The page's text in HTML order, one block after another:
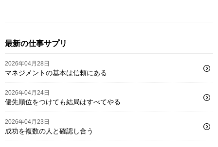
最新の仕事サプリ
2026年04月28日
マネジメントの基本は信頼にある
2026年04月24日
優先順位をつけても結局はすべてやる
2026年04月23日
成功を複数の人と確認し合う